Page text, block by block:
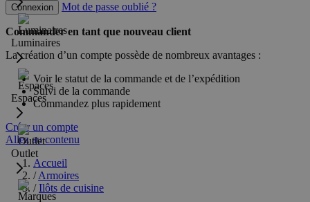
Luminaires
Espaces
Outlet
Connexion Mot de passe oublié ?
Commander en tant que nouveau client
La création d’un compte possède de nombreux avantages :
Voir le statut de la commande et de l’expédition
Suivi de la commande
Commandez plus rapidement
Créer un compte
Allez au contenu
Accueil
/ Armoires
/ Ilôts de cuisine